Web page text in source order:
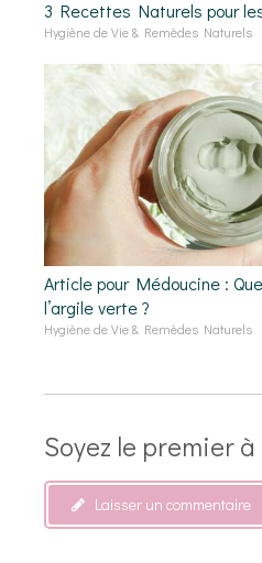
3 Recettes Naturels pour
Hygiène de Vie & Remèdes Naturels
Article pour Médoucine :
l’argile verte ?
Hygiène de Vie & Remèdes Naturels
Soyez le premier
Laisser un commentaire